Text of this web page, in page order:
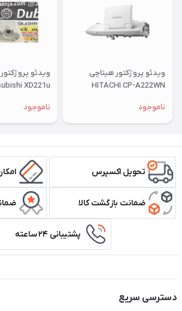
ویدئو پروژکتور هیتاچی
HITACHI CP-A222WN
ناموجود
ویدئو
XD221u
ناموجود
تحویل اکسپرس
ضمانت بازگشت کالا
پشتیبانی ۲۴ ساعته
دسترسی سریع